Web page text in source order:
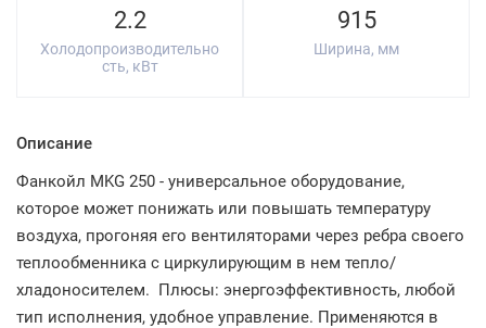
2.2
Холодопроизводительно
сть, кВт
915
Ширина, мм
Описание
Фанкойл MKG 250 - универсальное оборудование,
которое может понижать или повышать температуру
воздуха, прогоняя его вентиляторами через ребра своего
теплообменника с циркулирующим в нем тепло/
хладоносителем. Плюсы: энергоэффективность, любой
тип исполнения, удобное управление. Применяются в